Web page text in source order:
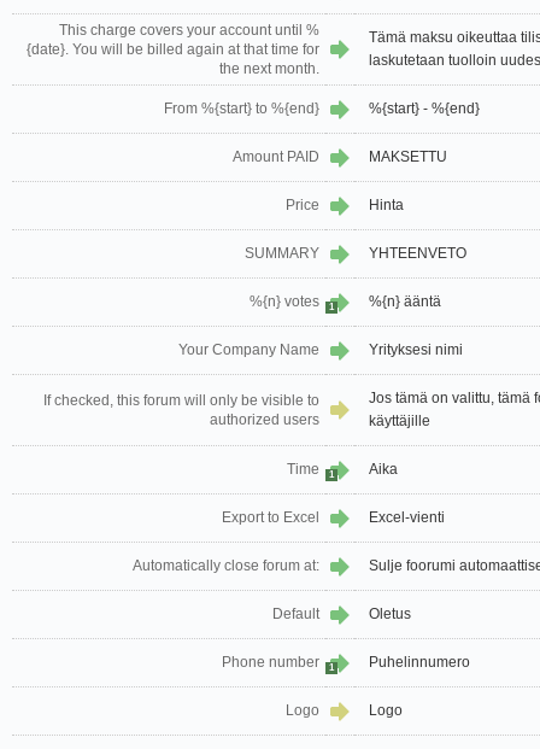
This charge covers your account until %
{date}. You will be billed again at that time for
the next month.
Tämä maksu oikeuttaa
laskutetaan tuolloin
From %{start} to %{end} %{start} - %{end}
Amount PAID MAKSETTU
Price Hinta
SUMMARY YHTEENVETO
%{n} votes 1 %{n} ääntä
Your Company Name Yrityksesi nimi
If checked, this forum will only be visible to
authorized users
Jos tämä on valittu, tämä
käyttäjille
Time 1 Aika
Export to Excel Excel-vienti
Automatically close forum at: Sulje foorumi
Default Oletus
Phone number 1 Puhelinnumero
Logo Logo